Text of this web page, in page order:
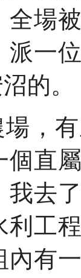
全場
一
的。
，
個直
我去
工
有